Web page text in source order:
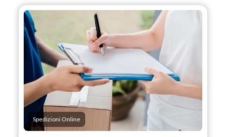
Spedizioni Online